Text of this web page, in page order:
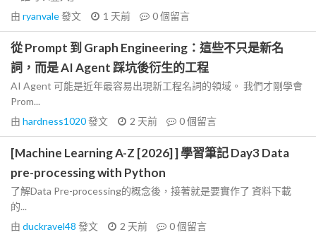
由 ryanvale發文 1 天前 0個留言
從 Prompt 到 Graph Engineering：這些不只是新名
詞，而是 AI Agent 踩坑後衍生的工程
AI Agent 可能是近年最容易出現新工程名詞的領域。 我們才剛學會
Prom...
由 hardness1020發文 2 天前 0個留言
[Machine Learning A-Z [2026] ] 學習筆記 Day3 Data
pre-processing with Python
了解Data Pre-processing的概念後，接著就是要實作了 資料下載
的...
由 duckravel48 發文 2 天前 0個留言